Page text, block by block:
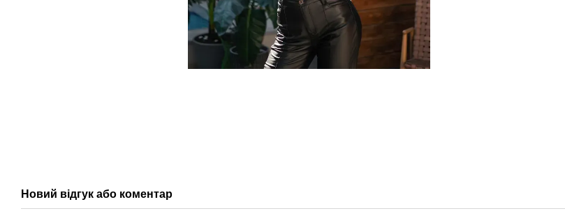
Новий відгук або коментар